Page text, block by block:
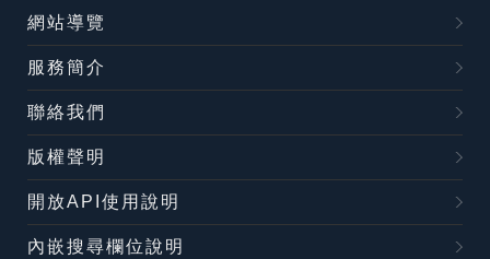
網站導覽
服務簡介
聯絡我們
版權聲明
開放API使用說明
內嵌搜尋欄位說明